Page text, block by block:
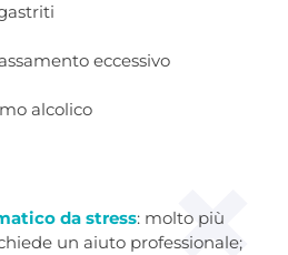
eccessivo
alcolico
da stress: molto più
un aiuto professionale;